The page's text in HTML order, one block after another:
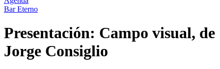
Bar Eterno
Presentación: Campo visual, de
Jorge Consiglio